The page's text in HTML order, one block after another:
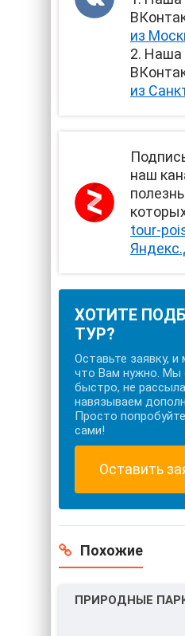
из
2. Наша
из
наш
tour-
ХОТИТЕ
ТУР?
Оставьте заявку,
что Вам нужно. Мы
быстро, не
навязываем
Просто
сами!
Оставить
Похожие
ПРИРОДНЫЕ